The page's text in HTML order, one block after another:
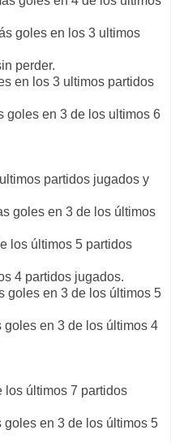
goles en los 3 ultimos
perder.
en los 3 ultimos partidos
goles en 3 de los ultimos 6
partidos jugados y
goles en 3 de los últimos
los últimos 5 partidos
4 partidos jugados.
goles en 3 de los últimos 5
en 3 de los últimos 4
últimos 7 partidos
en 3 de los últimos 5